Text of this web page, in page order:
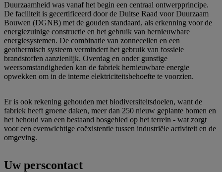
Duurzaamheid was vanaf het begin een centraal ontwerpprincipe.
De faciliteit is gecertificeerd door de Duitse Raad voor Duurzaam
Bouwen (DGNB) met de gouden standaard, als erkenning voor de
energiezuinige constructie en het gebruik van hernieuwbare
energiesystemen. De combinatie van zonnecellen en een
geothermisch systeem vermindert het gebruik van fossiele
brandstoffen aanzienlijk. Overdag en onder gunstige
weersomstandigheden kan de fabriek hernieuwbare energie
opwekken om in de interne elektriciteitsbehoefte te voorzien.
Er is ook rekening gehouden met biodiversiteitsdoelen, want de
fabriek heeft groene daken, meer dan 250 nieuw geplante bomen en
het behoud van een bestaand bosgebied op het terrein - wat zorgt
voor een evenwichtige coëxistentie tussen industriële activiteit en de
omgeving.
Uw perscontact